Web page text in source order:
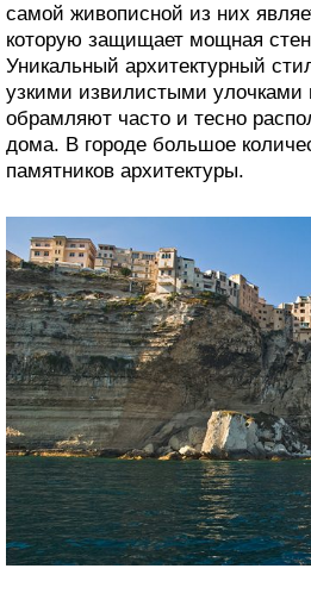
самой живописной из них
которую защищает мощная
Уникальный архитектурный
узкими извилистыми улочками
обрамляют часто и тесно
дома. В городе большое
памятников архитектуры.